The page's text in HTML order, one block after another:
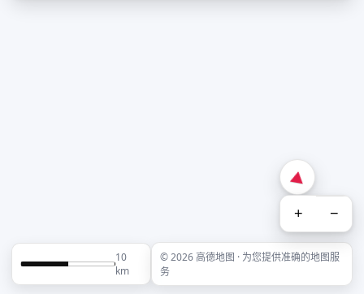
+ −
10
km
© 2026 高德地图 · 为您提供准确的地图服
务